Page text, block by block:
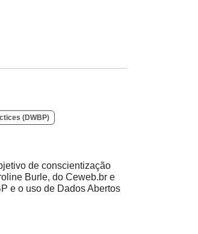
(DWBP)
de conscientização
Burle, do Ceweb.br e
e o uso de Dados Abertos